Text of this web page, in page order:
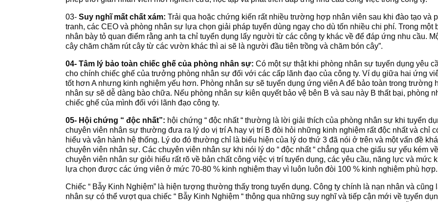
03-Suy nghĩ mất chất xám:Trải qua hoặc chứng kiến rất nhiều trường hợp nhân viên sau khi đào tạo và
tranh, các CEO và phòng nhân sự lựa chọn giải pháp tuyển dùng ngay cho dù tốn nhiều chi phí. Trong một
nhân bày tỏ quan điểm rằng anh ta chỉ tuyển dụng lấy người từ các công ty khác về để đáp ứng nhu cầu.
cây chăm chăm rút cây từ các vườn khác thì ai sẽ là người đầu tiên trồng và chăm bón cây”.
04-Tâm lý bảo toàn chiếc ghế của phòng nhân sự:Có một sự thật khi phòng nhân sự tuyển dụng yêu
cho chính chiếc ghế của trưởng phòng nhân sự đối với các cấp lãnh đạo của công ty. Ví dụ giữa hai ứng
tốt hơn A nhưng kinh nghiệm yếu hơn. Phòng nhân sự sẽ tuyển dụng ứng viên A để bảo toàn trong trường
nhân sự sẽ dễ dàng bào chữa. Nếu phòng nhân sự kiên quyết bảo vệ bên B và sau này B thất bại, phòng
chiếc ghế của mình đối với lãnh đạo công ty.
05- Hội chứng “ độc nhất”: hội chứng “ độc nhất “ thường là lời giải thích của phòng nhân sự khi tuyển
chuyên viên nhân sự thường đưa ra lý do vị trí A hay vị trí B đòi hỏi những kinh nghiệm rất độc nhất và chỉ
hiểu và vận hành hệ thống. Lý do đó thường chỉ là biểu hiện của lý do thứ 3 đã nói ở trên và một vấn đề
chuyên viên nhân sự. Các chuyên viên nhân sự khi nói lý do “ độc nhất “ chẳng qua che giấu sự yếu kém
chuyên viên nhân sự giỏi hiểu rất rõ về bản chất công việc vị trí tuyển dụng, các yêu cầu, năng lực và mức
lựa chọn được các ứng viên ở mức 70-80 % kinh nghiệm thay vì luôn luôn đòi 100 % kinh nghiệm phù hợp.
Chiếc “ Bẫy Kinh Nghiệm” là hiện tượng thường thấy trong tuyển dụng. Công ty chính là nạn nhân và
nhân sự có thể vượt qua chiếc “ Bẫy Kinh Nghiệm “ thông qua những suy nghĩ và tiếp cận mới về tuyển